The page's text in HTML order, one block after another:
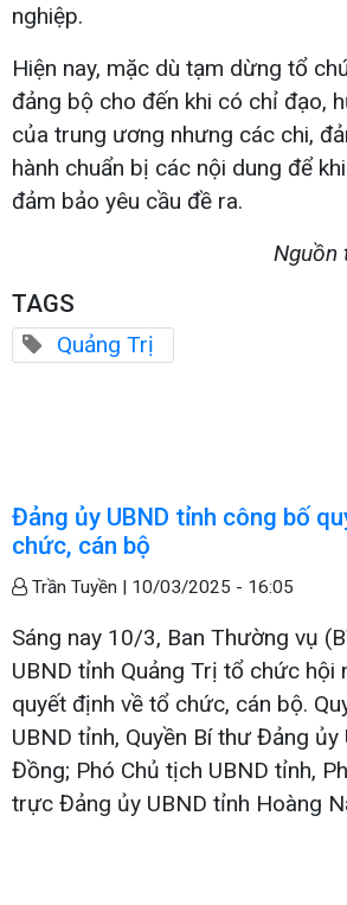
nghiệp.
Hiện nay, mặc dù tạm dừng tổ
đảng bộ cho đến khi có chỉ đạo,
của trung ương nhưng các chi,
hành chuẩn bị các nội dung để
đảm bảo yêu cầu đề ra.
Nguồn
TAGS
Quảng Trị
Đảng ủy UBND tỉnh công bố
chức, cán bộ
Trần Tuyền | 10/03/2025 - 16:05
Sáng nay 10/3, Ban Thường vụ
UBND tỉnh Quảng Trị tổ chức hội
quyết định về tổ chức, cán bộ.
UBND tỉnh, Quyền Bí thư Đảng ủy
Đồng; Phó Chủ tịch UBND tỉnh,
trực Đảng ủy UBND tỉnh Hoàng